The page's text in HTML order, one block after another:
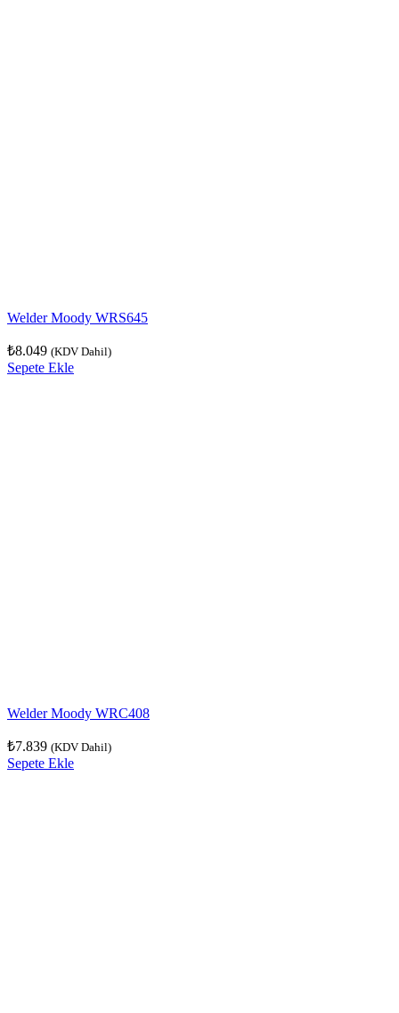
Welder Moody WRS645
₺8.049 (KDV Dahil)
Sepete Ekle
Welder Moody WRC408
₺7.839 (KDV Dahil)
Sepete Ekle